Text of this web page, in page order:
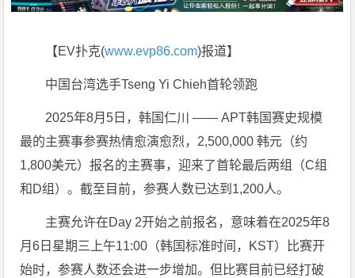
【EV扑克(www.evp86.com)报道】
中国台湾选手Tseng Yi Chieh首轮领跑
2025年8月5日，韩国仁川 —— APT韩国赛史规模
最的主赛事参赛热情愈演愈烈，2,500,000 韩元（约
1,800美元）报名的主赛事，迎来了首轮最后两组（C组
和D组）。截至目前，参赛人数已达到1,200人。
主赛允许在Day 2开始之前报名，意味着在2025年8
月6日星期三上午11:00（韩国标准时间，KST）比赛开
始时，参赛人数还会进一步增加。但比赛目前已经打破